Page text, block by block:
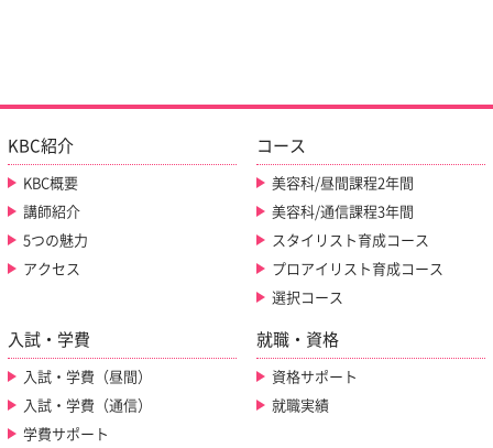
KBC紹介
KBC概要
講師紹介
5つの魅力
アクセス
コース
美容科/昼間課程2年間
美容科/通信課程3年間
スタイリスト育成コース
プロアイリスト育成コース
選択コース
入試・学費
入試・学費（昼間）
入試・学費（通信）
学費サポート
就職・資格
資格サポート
就職実績